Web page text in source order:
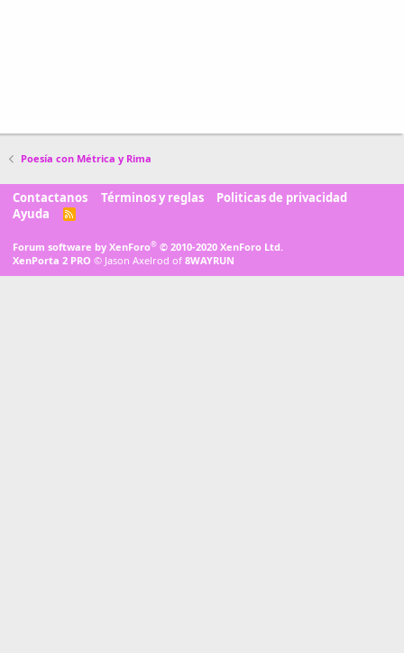
Poesía con Métrica y Rima
Contactanos Términos y reglas
Politicas de privacidad
Ayuda
R
Forum software by XenForo® © 2010-2020 XenForo Ltd.
XenPorta 2 PRO © Jason Axelrod of 8WAYRUN